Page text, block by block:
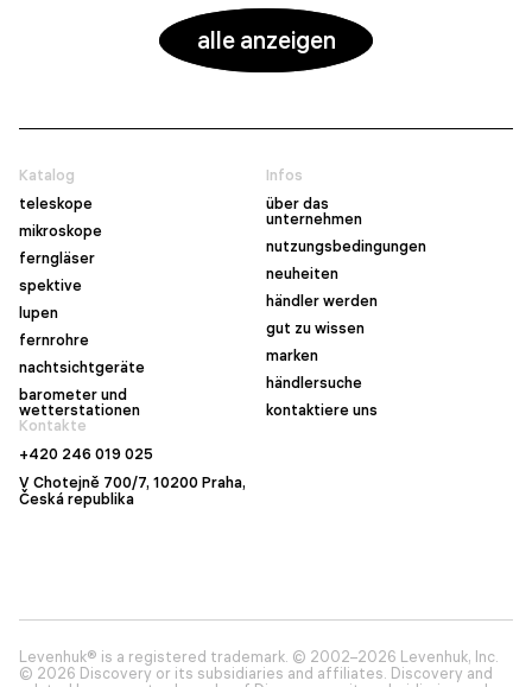
alle anzeigen
Katalog
teleskope
mikroskope
ferngläser
spektive
lupen
fernrohre
nachtsichtgeräte
barometer und
wetterstationen
Infos
über das
unternehmen
nutzungsbedingungen
neuheiten
händler werden
gut zu wissen
marken
händlersuche
kontaktiere uns
Kontakte
+420 246 019 025
V Chotejně 700/7, 10200 Praha,
Česká republika
Levenhuk® is a registered trademark. © 2002–2026 Levenhuk, Inc.
© 2026 Discovery or its subsidiaries and affiliates. Discovery and